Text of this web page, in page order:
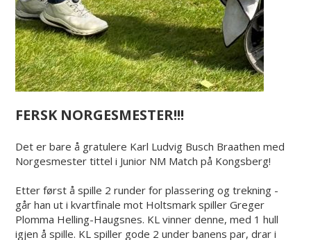
FERSK NORGESMESTER!!!
Det er bare å gratulere Karl Ludvig Busch Braathen med
Norgesmester tittel i Junior NM Match på Kongsberg!
Etter først å spille 2 runder for plassering og trekning -
går han ut i kvartfinale mot Holtsmark spiller Greger
Plomma Helling-Haugsnes. KL vinner denne, med 1 hull
igjen å spille. KL spiller gode 2 under banens par, drar i